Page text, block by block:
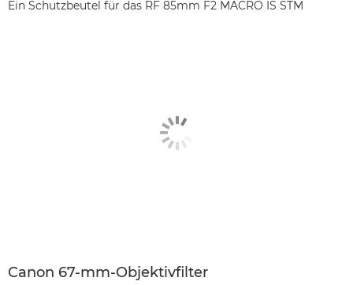
Ein Schutzbeutel für das RF 85mm F2 MACRO IS STM
Canon 67-mm-Objektivfilter